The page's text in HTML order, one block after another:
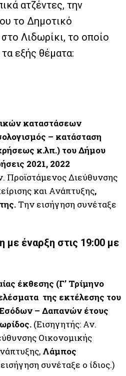
ατζέντες, την
το Δημοτικό
Λιδωρίκι, το οποίο
εξής θέματα:
καταστάσεων
– κατάσταση
κ.λπ.) του Δήμου
2021, 2022
Προϊστάμενος Διεύθυνσης
και Ανάπτυξης,
Την εισήγηση συνέταξε
με έναρξη στις 19:00 με
έκθεσης (Γ’ Τρίμηνο
της εκτέλεσης του
– Δαπανών έτους
(Εισηγητής: Αν.
Οικονομικής
Λάμπος
συνέταξε ο ίδιος.)